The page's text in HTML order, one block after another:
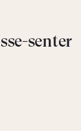
senter